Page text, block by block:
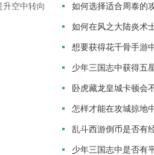
空中转向
如何选择适合周泰的
如何在风之大陆炎术
少年三国志中获得五
卧虎藏龙皇城卡顿会
怎样才能在攻城掠地
乱斗西游倒币是否有
少年三国志中是否有